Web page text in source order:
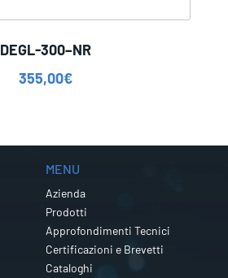
DEGL-300–NR
355,00€
MENU
Azienda
Prodotti
Approfondimenti Tecnici
Certificazioni e Brevetti
Cataloghi